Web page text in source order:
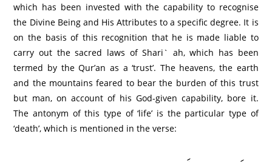
which has been invested with the capability to recognise
the Divine Being and His Attributes to a specific degree. It is
on the basis of this recognition that he is made liable to
carry out the sacred laws of Shari` ah, which has been
termed by the Qur’an as a ‘trust’. The heavens, the earth
and the mountains feared to bear the burden of this trust
but man, on account of his God-given capability, bore it.
The antonym of this type of ‘life’ is the particular type of
‘death’, which is mentioned in the verse: